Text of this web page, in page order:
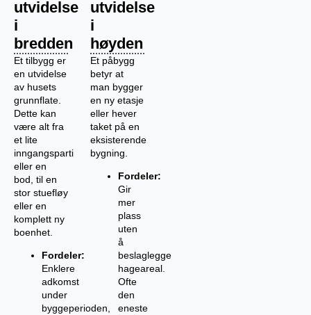
utvidelse
i
bredden
Et tilbygg er
en utvidelse
av husets
grunnflate.
Dette kan
være alt fra
et lite
inngangsparti
eller en
bod, til en
stor stuefløy
eller en
komplett ny
boenhet.
Fordeler:
Enklere
adkomst
under
byggeperioden,
utvidelse
i
høyden
Et påbygg
betyr at
man bygger
en ny etasje
eller hever
taket på en
eksisterende
bygning.
Fordeler:
Gir
mer
plass
uten
å
beslaglegge
hageareal.
Ofte
den
eneste